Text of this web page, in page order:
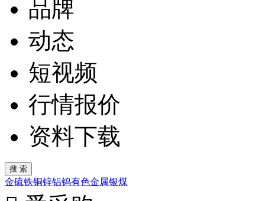
品牌
动态
短视频
行情报价
资料下载
金硫铁铜锌铝钨有色金属银煤